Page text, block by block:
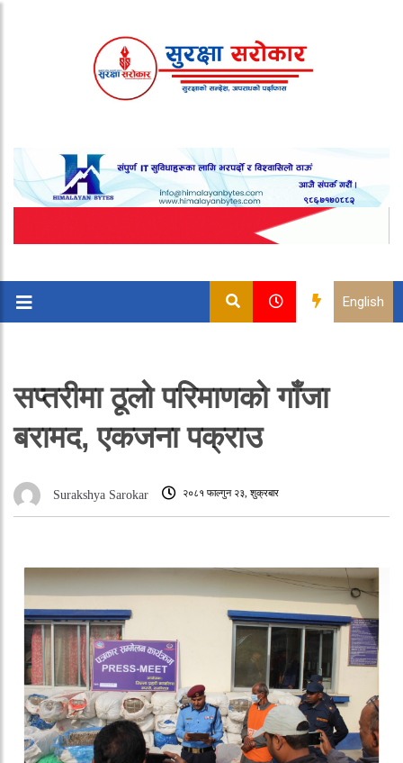
English
सप्तरीमा ठूलो परिमाणको गाँजा
बरामद, एकजना पक्राउ
Surakshya Sarokar २०८१ फाल्गुन २३, शुक्रबार